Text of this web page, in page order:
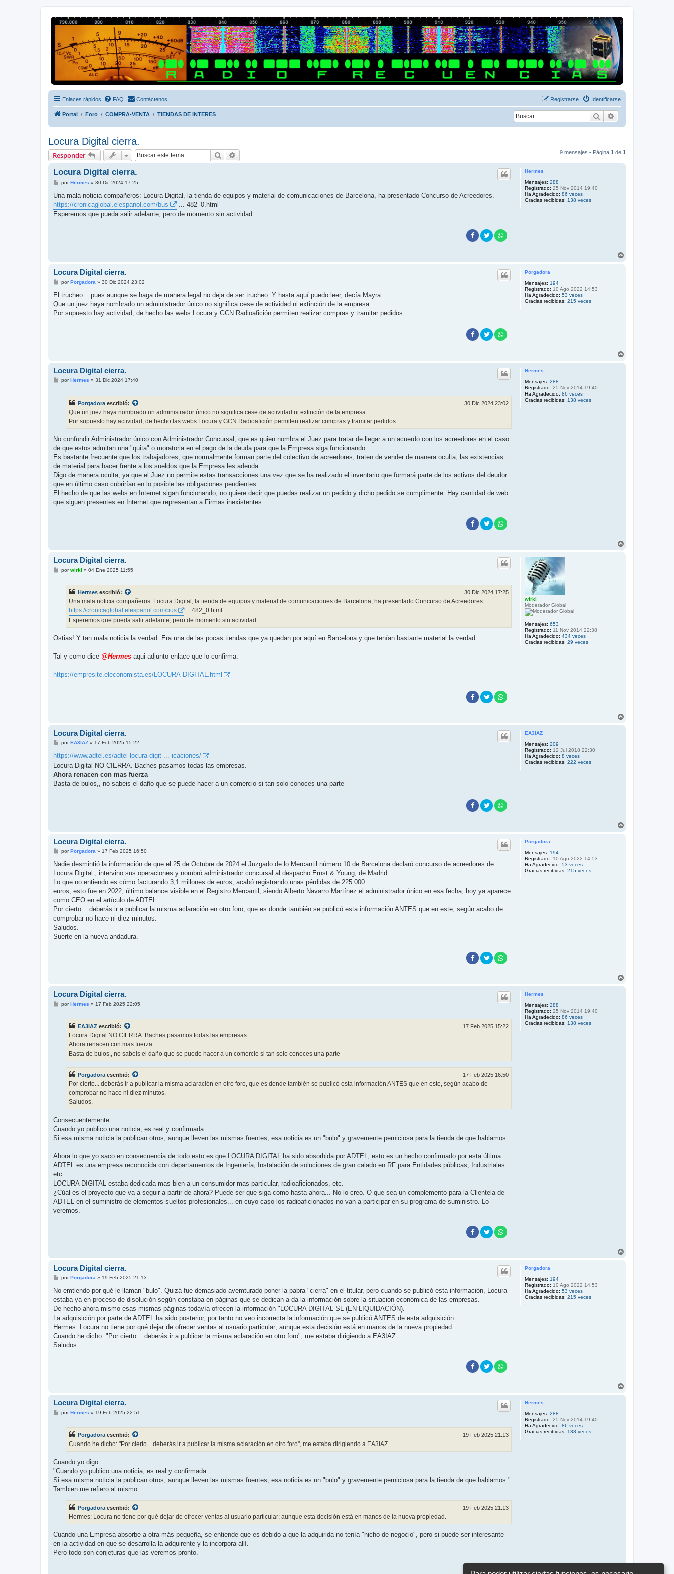
Radio Frecuencias
Foro de Radio Frecuencias
Enlaces rápidos FAQ Contáctenos Identificarse
Registrarse
Portal Foro COMPRA-VENTA TIENDAS DE INTERES Buscar
Locura Digital cierra.
Responder Buscar 9 mensajes • Página 1 de 1
Hermes
Mensajes: 288
Registrado: 25 Nov 2014 19:40
Ha Agradecido: 86 veces
Gracias recibidas: 138 veces
Locura Digital cierra.
M
n
a
j
e
porHermes » 30 Dic 2024 17:25
Una mala noticia compañeros: Locura Digital, la tienda de equipos y material de comunicaciones de Barcelona, ha presentado Concurso de Acreedores.
https://cronicaglobal.elespanol.com/bus
... 482_0.html
Esperemos que pueda salir adelante, pero de momento sin actividad.
Porgadora
Mensajes: 194
Registrado: 10 Ago 2022 14:53
Ha Agradecido: 53 veces
Gracias recibidas: 215 veces
Locura Digital cierra.
M
n
a
j
porPorgadora » 30 Dic 2024 23:02
El trucheo... pues aunque se haga de manera legal no deja de ser trucheo. Y hasta aquí puedo leer, decía Mayra.
Que un juez haya nombrado un administrador único no significa cese de actividad ni extinción de la empresa.
Por supuesto hay actividad, de hecho las webs Locura y GCN Radioafición permiten realizar compras y tramitar pedidos.
Hermes
Mensajes: 288
Registrado: 25 Nov 2014 19:40
Ha Agradecido: 86 veces
Gracias recibidas: 138 veces
Locura Digital cierra.
Mpor Hermes » 31 Dic 2024 17:40
Porgadora escribió: 30 Dic 2024 23:02
Que un juez haya nombrado un administrador único no significa cese de actividad ni extinción de la empresa.
Por supuesto hay actividad, de hecho las webs Locura y GCN Radioafición permiten realizar compras y tramitar pedidos.
No confundir Administrador único con Administrador Concursal, que es quien nombra el Juez para tratar de llegar a un acuerdo con los acreedores en el caso
de que estos admitan una "quita" o moratoria en el pago de la deuda para que la Empresa siga funcionando.
Es bastante frecuente que los trabajadores, que normalmente forman parte del colectivo de acreedores, traten de vender de manera oculta, las existencias
de material para hacer frente a los sueldos que la Empresa les adeuda.
Digo de manera oculta, ya que el Juez no permite estas transacciones una vez que se ha realizado el inventario que formará parte de los activos del deudor
que en último caso cubrirían en lo posible las obligaciones pendientes.
El hecho de que las webs en Internet sigan funcionando, no quiere decir que puedas realizar un pedido y dicho pedido se cumplimente. Hay cantidad de web
que siguen presentes en Internet que representan a Firmas inexistentes.
wirki
Moderador Global
Mensajes: 653
Registrado: 11 Nov 2014 22:38
Ha Agradecido: 434 veces
Gracias recibidas: 29 veces
Locura Digital cierra.
Mporwirki » 04 Ene 2025 11:55
Hermes escribió: 30 Dic 2024 17:25
Una mala noticia compañeros: Locura Digital, la tienda de equipos y material de comunicaciones de Barcelona, ha presentado Concurso de Acreedores.
https://cronicaglobal.elespanol.com/bus
... 482_0.html
Esperemos que pueda salir adelante, pero de momento sin actividad.
Ostias! Y tan mala noticia la verdad. Era una de las pocas tiendas que ya quedan por aquí en Barcelona y que tenían bastante material la verdad.
Tal y como dice @Hermes aqui adjunto enlace que lo confirma.
https://empresite.eleconomista.es/LOCURA-DIGITAL.html
EA3IAZ
Mensajes: 209
Registrado: 12 Jul 2018 22:30
Ha Agradecido: 8 veces
Gracias recibidas: 222 veces
Locura Digital cierra.
M
n
s
a
j
e
porEA3IAZ» 17 Feb 2025 15:22
https://www.adtel.es/adtel-locura-digit ... icaciones/
Locura Digital NO CIERRA. Baches pasamos todas las empresas.
Ahora renacen con mas fuerza
Basta de bulos,, no sabeis el daño que se puede hacer a un comercio si tan solo conoces una parte
Porgadora
Mensajes: 194
Registrado: 10 Ago 2022 14:53
Ha Agradecido: 53 veces
Gracias recibidas: 215 veces
Locura Digital cierra.
M
n
a
j
porPorgadora » 17 Feb 2025 16:50
Nadie desmintió la información de que el 25 de Octubre de 2024 el Juzgado de lo Mercantil número 10 de Barcelona declaró concurso de acreedores de
Locura Digital , intervino sus operaciones y nombró administrador concursal al despacho Ernst & Young, de Madrid.
Lo que no entiendo es cómo facturando 3,1 millones de euros, acabó registrando unas pérdidas de 225.000
euros, esto fue en 2022, último balance visible en el Registro Mercantil, siendo Alberto Navarro Martínez el administrador único en esa fecha; hoy ya aparece
como CEO en el artículo de ADTEL.
Por cierto... deberás ir a publicar la misma aclaración en otro foro, que es donde también se publicó esta información ANTES que en este, según acabo de
comprobar no hace ni diez minutos.
Saludos.
Suerte en la nueva andadura.
Hermes
Mensajes: 288
Registrado: 25 Nov 2014 19:40
Ha Agradecido: 86 veces
Gracias recibidas: 138 veces
Locura Digital cierra.
MporHermes » 17 Feb 2025 22:05
EA3IAZ escribió: 17 Feb 2025 15:22
Locura Digital NO CIERRA. Baches pasamos todas las empresas.
Ahora renacen con mas fuerza
Basta de bulos,, no sabeis el daño que se puede hacer a un comercio si tan solo conoces una parte
Porgadora escribió: 17 Feb 2025 16:50
Por cierto... deberás ir a publicar la misma aclaración en otro foro, que es donde también se publicó esta información ANTES que en este, según acabo de
comprobar no hace ni diez minutos.
Saludos.
Consecuentemente:
Cuando yo publico una noticia, es real y confirmada.
Si esa misma noticia la publican otros, aunque lleven las mismas fuentes, esa noticia es un "bulo" y gravemente perniciosa para la tienda de que hablamos.
Ahora lo que yo saco en consecuencia de todo esto es que LOCURA DIGITAL ha sido absorbida por ADTEL, esto es un hecho confirmado por esta última.
ADTEL es una empresa reconocida con departamentos de Ingeniería, Instalación de soluciones de gran calado en RF para Entidades públicas, Industriales
etc.
LOCURA DIGITAL estaba dedicada mas bien a un consumidor mas particular, radioaficionados, etc.
¿Cúal es el proyecto que va a seguir a partir de ahora? Puede ser que siga como hasta ahora... No lo creo. O que sea un complemento para la Clientela de
ADTEL en el suministro de elementos sueltos profesionales... en cuyo caso los radioaficionados no van a participar en su programa de suministro. Lo
veremos.
Porgadora
Mensajes: 194
Registrado: 10 Ago 2022 14:53
Ha Agradecido: 53 veces
Gracias recibidas: 215 veces
Locura Digital cierra.
M
n
a
j
porPorgadora » 19 Feb 2025 21:13
No emtiendo por qué le llaman "bulo". Quizá fue demasiado avemturado poner la pabra "cierra" en el titular, pero cuando se publicó esta información, Locura
estaba ya en proceso de disolución según constaba en páginas que se dedican a da la información sobre la situación económica de las empresas.
De hecho ahora mismo esas mismas páginas todavía ofrecen la información "LOCURA DIGITAL SL (EN LIQUIDACIÓN).
La.adquisición por parte de ADTEL ha sido posterior, por tanto no veo incorrecta la información que se publicó ANTES de esta adquisición.
Hermes: Locura no tiene por qué dejar de ofrecer ventas al usuario particular; aunque esta decisión está en manos de la nueva propiedad.
Cuando he dicho: "Por cierto... deberás ir a publicar la misma aclaración en otro foro", me estaba dirigiendo a EA3IAZ.
Saludos.
Hermes
Mensajes: 288
Registrado: 25 Nov 2014 19:40
Ha Agradecido: 86 veces
Gracias recibidas: 138 veces
Locura Digital cierra.
MporHermes » 19 Feb 2025 22:51
Porgadora escribió: 19 Feb 2025 21:13
Cuando he dicho: "Por cierto... deberás ir a publicar la misma aclaración en otro foro", me estaba dirigiendo a EA3IAZ.
Cuando yo digo:
"Cuando yo publico una noticia, es real y confirmada.
Si esa misma noticia la publican otros, aunque lleven las mismas fuentes, esa noticia es un "bulo" y gravemente perniciosa para la tienda de que hablamos."
Tambien me refiero al mismo.
Porgadora escribió: 19 Feb 2025 21:13
Hermes: Locura no tiene por qué dejar de ofrecer ventas al usuario particular; aunque esta decisión está en manos de la nueva propiedad.
Cuando una Empresa absorbe a otra más pequeña, se entiende que es debido a que la adquirida no tenía "nicho de negocio", pero si puede ser interesante
en la actividad en que se desarrolla la adquirente y la incorpora allí.
Pero todo son conjeturas que las veremos pronto.